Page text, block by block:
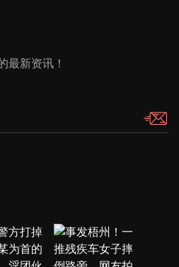
最新资讯！